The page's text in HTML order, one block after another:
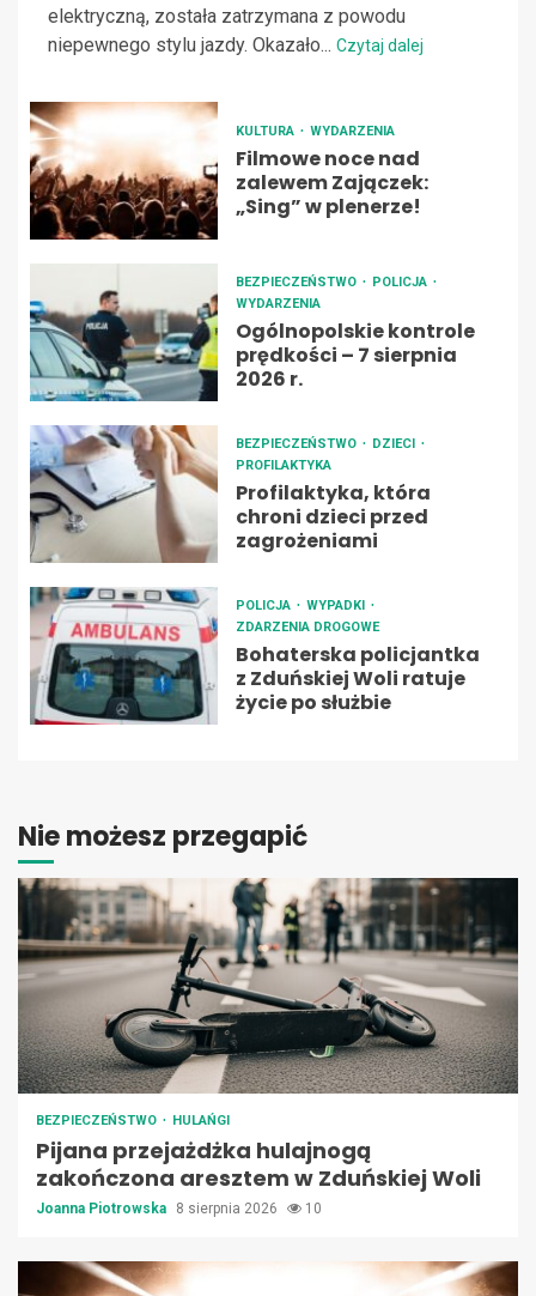
elektryczną, została zatrzymana z powodu
niepewnego stylu jazdy. Okazało... Czytaj dalej
KULTURA WYDARZENIA
Filmowe noce nad
zalewem Zajączek:
„Sing” w plenerze!
BEZPIECZEŃSTWO
POLICJA
WYDARZENIA
Ogólnopolskie kontrole
prędkości – 7 sierpnia
2026 r.
BEZPIECZEŃSTWO
DZIECI
PROFILAKTYKA
Profilaktyka, która
chroni dzieci przed
zagrożeniami
POLICJA
WYPADKI
ZDARZENIA DROGOWE
Bohaterska policjantka
z Zduńskiej Woli ratuje
życie po służbie
Nie możesz przegapić
BEZPIECZEŃSTWO HULAŃGI
Pijana przejażdżka hulajnogą
zakończona aresztem w Zduńskiej Woli
Joanna Piotrowska 8 sierpnia 2026 10